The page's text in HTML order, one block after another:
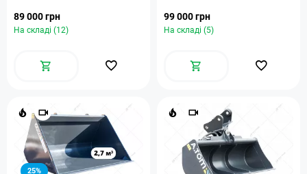
89 000 грн
На складі (12)
99 000 грн
На складі (5)
25%